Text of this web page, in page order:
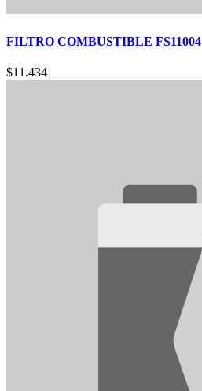
FILTRO COMBUSTIBLE FS11004
$11.434